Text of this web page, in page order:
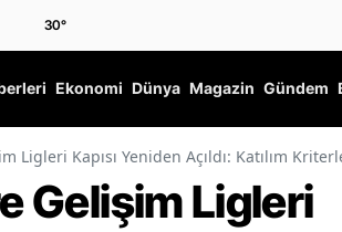
30°
Ekonomi Dünya Magazin Gündem
Ligleri Kapısı Yeniden Açıldı: Katılım
Gelişim Ligleri